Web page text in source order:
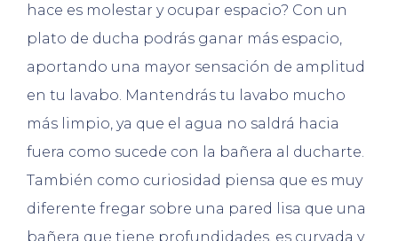
hace es molestar y ocupar espacio? Con un
plato de ducha podrás ganar más espacio,
aportando una mayor sensación de amplitud
en tu lavabo. Mantendrás tu lavabo mucho
más limpio, ya que el agua no saldrá hacia
fuera como sucede con la bañera al ducharte.
También como curiosidad piensa que es muy
diferente fregar sobre una pared lisa que una
bañera que tiene profundidades, es curvada y